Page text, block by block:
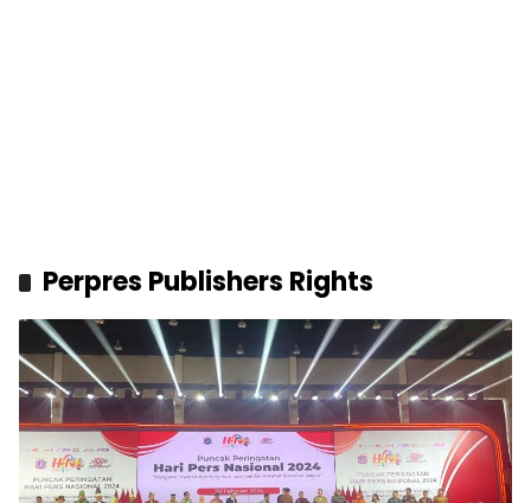
Perpres Publishers Rights